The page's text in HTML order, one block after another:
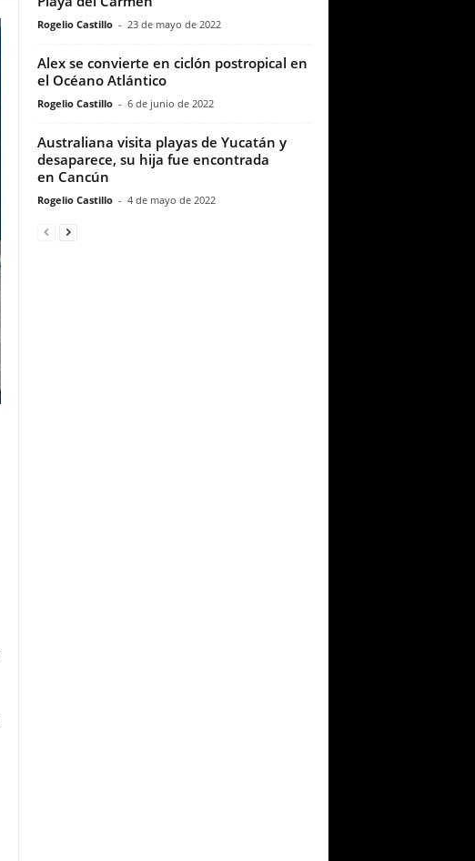
Rogelio Castillo - 23 de mayo de 2022
Alex se convierte en ciclón postropical en
el Océano Atlántico
Rogelio Castillo - 6 de junio de 2022
Australiana visita playas de Yucatán y
desaparece, su hija fue encontrada
en Cancún
Rogelio Castillo - 4 de mayo de 2022